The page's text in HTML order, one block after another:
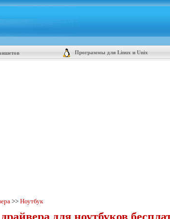
Программы для Linux и Unix
>> Ноутбук